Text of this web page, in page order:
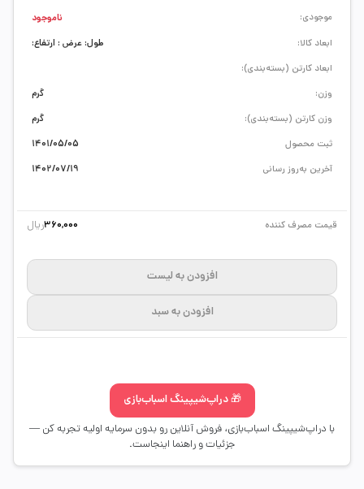
ابعاد کالا:
طول: عرض : ارتفاع:
ابعاد کارتن (بسته‌بندی):
وزن:
گرم
وزن کارتن (بسته‌بندی):
گرم
ثبت محصول
1401/05/05
آخرین به‌روز رسانی
1402/07/19
موجودی:
ناموجود
قیمت مصرف کننده 360,000ریال
افزودن به لیست
افزودن به سبد
🎁 دراپ‌شیپینگ اسباب‌بازی
با دراپ‌شیپینگ اسباب‌بازی، فروش آنلاین رو بدون سرمایه اولیه تجربه کن —
جزئیات و راهنما اینجاست.